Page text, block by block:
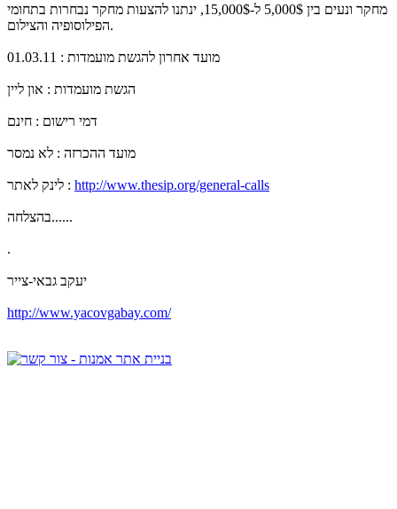
מחקר ונעים בין 5,000$ ל-15,000$, ינתנו להצעות מחקר נבחרות בתחומי
הפילוסופיה והצילום.
מועד אחרון להגשת מועמדות : 01.03.11
הגשת מועמדות : און ליין
דמי רישום : חינם
מועד ההכרזה : לא נמסר
לינק לאתר : http://www.thesip.org/general-calls
בהצלחה......
.
יעקב גבאי-צייר
http://www.yacovgabay.com/